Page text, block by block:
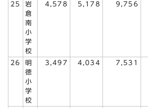
25
岩
倉
南
小
学
校
4,578 5,178 9,756
26
明
徳
小
学
校
3,497 4,034 7,531